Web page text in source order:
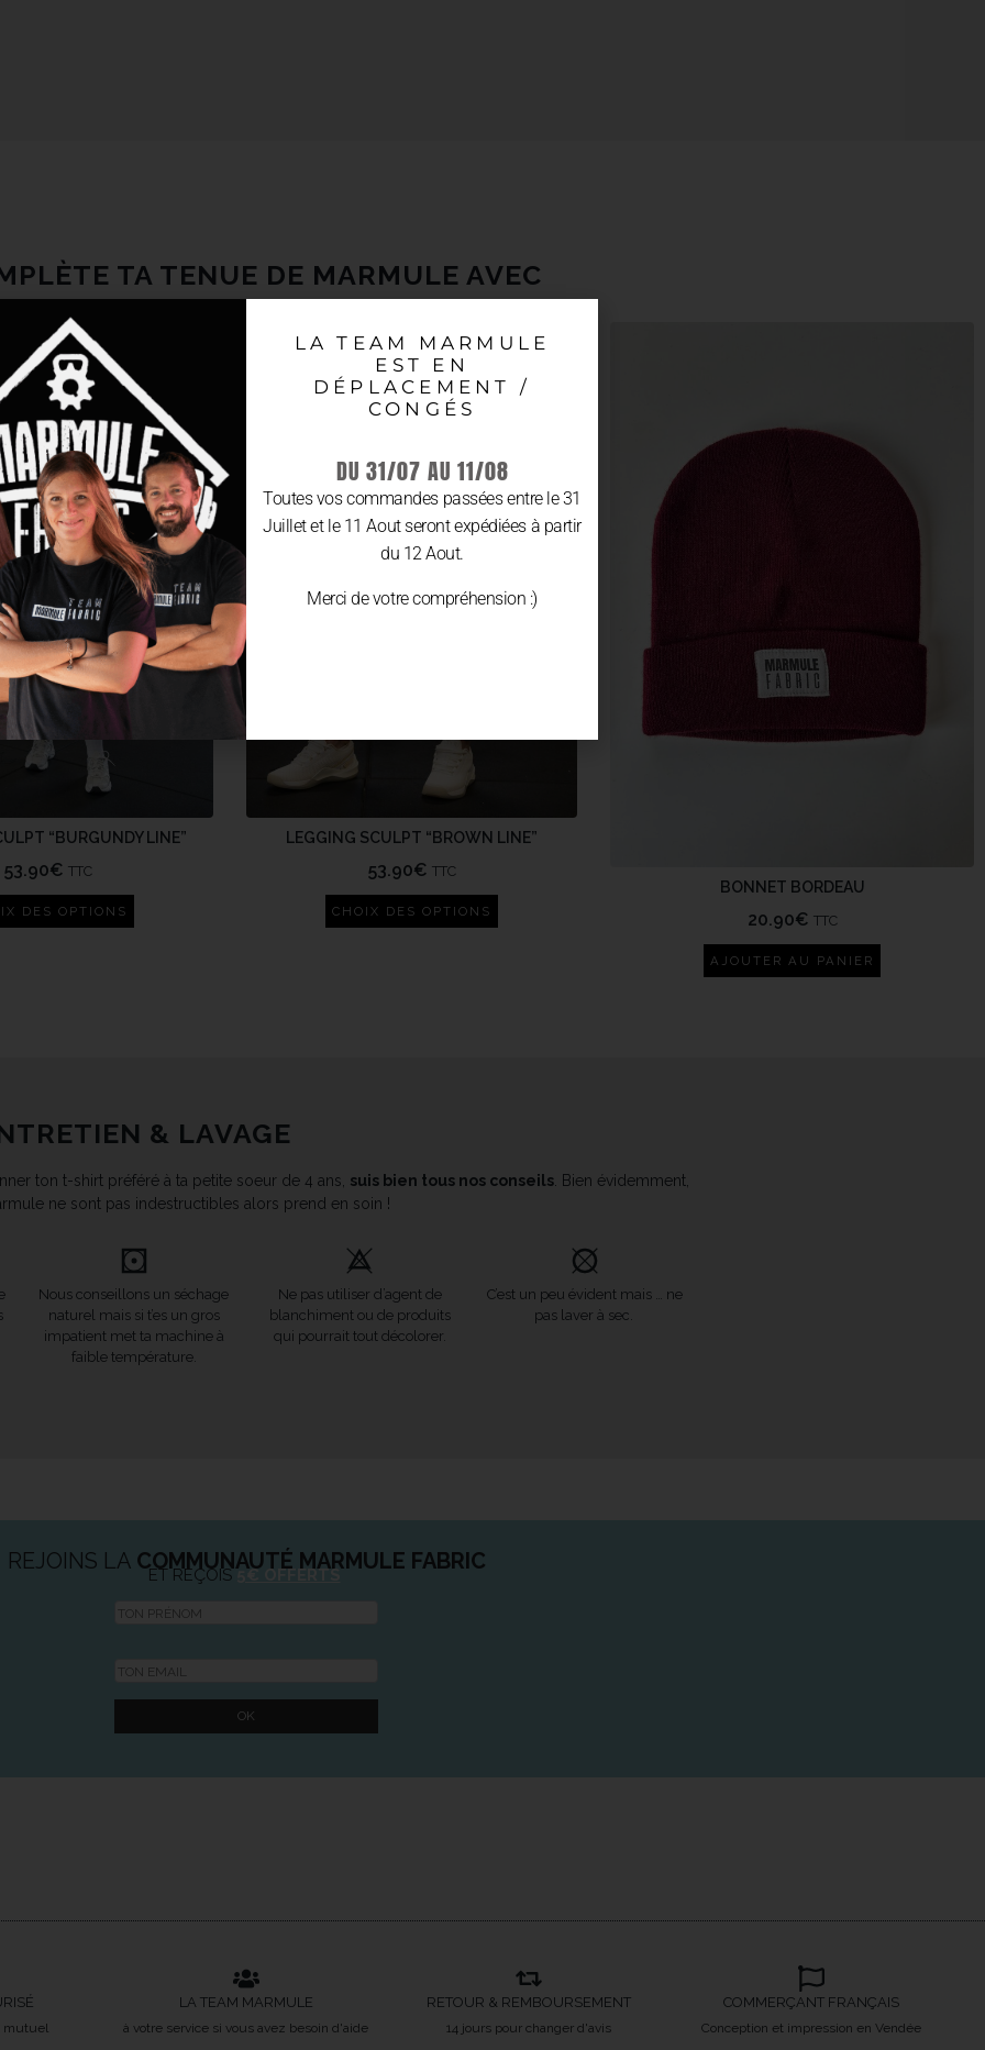
TA TENUE DE MARMULE AVEC
“BURGUNDY LINE”
53.90€ TTC
DES OPTIONS
LEGGING SCULPT “BROWN LINE”
53.90€ TTC
CHOIX DES OPTIONS
BONNET BORDEAU
20.90€ TTC
AJOUTER AU PANIER
& LAVAGE
ton t-shirt préféré à ta petite soeur de 4 ans, suis bien tous nos conseils. Bien évidemment,
ne sont pas indestructibles alors prend en soin !
Nous conseillons un séchage
naturel mais si t’es un gros
impatient met ta machine à
faible température.
Ne pas utiliser d’agent de
blanchiment ou de produits
qui pourrait tout décolorer.
C’est un peu évident mais … ne
pas laver à sec.
REJOINS LA COMMUNAUTÉ MARMULE FABRIC
ET REÇOIS
mutuel
LA TEAM MARMULE
à votre service si vous avez besoin d'aide
RETOUR & REMBOURSEMENT
14 jours pour changer d'avis
COMMERÇANT FRANÇAIS
Conception et impression en Vendée
LA TEAM MARMULE
EST EN
DÉPLACEMENT /
CONGÉS
DU 31/07 AU 11/08
Toutes vos commandes passées entre le 31
Juillet et le 11 Aout seront expédiées à partir
du 12 Aout.
Merci de votre compréhension :)